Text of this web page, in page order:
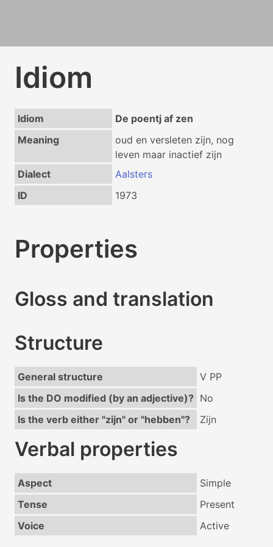
Idiom
Idiom
De poentj af zen
Meaning
oud en versleten zijn, nog
leven maar inactief zijn
Dialect
Aalsters
ID
1973
Properties
Gloss and translation
Structure
General structure
V PP
Is the DO modified (by an adjective)? No
Is the verb either "zijn" or "hebben"?
Zijn
Verbal properties
Aspect
Simple
Tense
Present
Voice
Active